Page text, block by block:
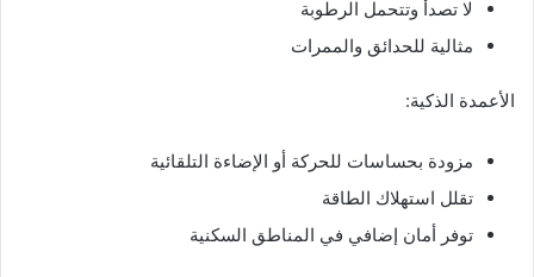
لا تصدأ وتتحمل الرطوبة
مثالية للحدائق والممرات
الأعمدة الذكية:
مزودة بحساسات للحركة أو الإضاءة التلقائية
تقلل استهلاك الطاقة
توفر أمان إضافي في المناطق السكنية